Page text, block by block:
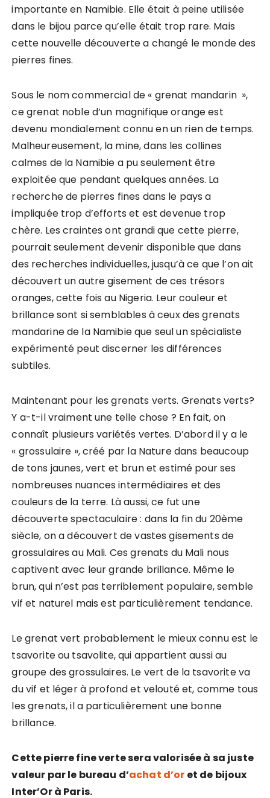
importante en Namibie. Elle était à peine utilisée
dans le bijou parce qu’elle était trop rare. Mais
cette nouvelle découverte a changé le monde des
pierres fines.
Sous le nom commercial de « grenat mandarin »,
ce grenat noble d’un magnifique orange est
devenu mondialement connu en un rien de temps.
Malheureusement, la mine, dans les collines
calmes de la Namibie a pu seulement être
exploitée que pendant quelques années. La
recherche de pierres fines dans le pays a
impliquée trop d’efforts et est devenue trop
chère. Les craintes ont grandi que cette pierre,
pourrait seulement devenir disponible que dans
des recherches individuelles, jusqu’à ce que l’on ait
découvert un autre gisement de ces trésors
oranges, cette fois au Nigeria. Leur couleur et
brillance sont si semblables à ceux des grenats
mandarine de la Namibie que seul un spécialiste
expérimenté peut discerner les différences
subtiles.
Maintenant pour les grenats verts. Grenats verts?
Y a-t-il vraiment une telle chose ? En fait, on
connaît plusieurs variétés vertes. D’abord il y a le
« grossulaire », créé par la Nature dans beaucoup
de tons jaunes, vert et brun et estimé pour ses
nombreuses nuances intermédiaires et des
couleurs de la terre. Là aussi, ce fut une
découverte spectaculaire : dans la fin du 20ème
siècle, on a découvert de vastes gisements de
grossulaires au Mali. Ces grenats du Mali nous
captivent avec leur grande brillance. Même le
brun, qui n’est pas terriblement populaire, semble
vif et naturel mais est particulièrement tendance.
Le grenat vert probablement le mieux connu est le
tsavorite ou tsavolite, qui appartient aussi au
groupe des grossulaires. Le vert de la tsavorite va
du vif et léger à profond et velouté et, comme tous
les grenats, il a particulièrement une bonne
brillance.
Cette pierre fine verte sera valorisée à sa juste
valeur par le bureau d’achat d’or et de bijoux
Inter’Or à Paris.